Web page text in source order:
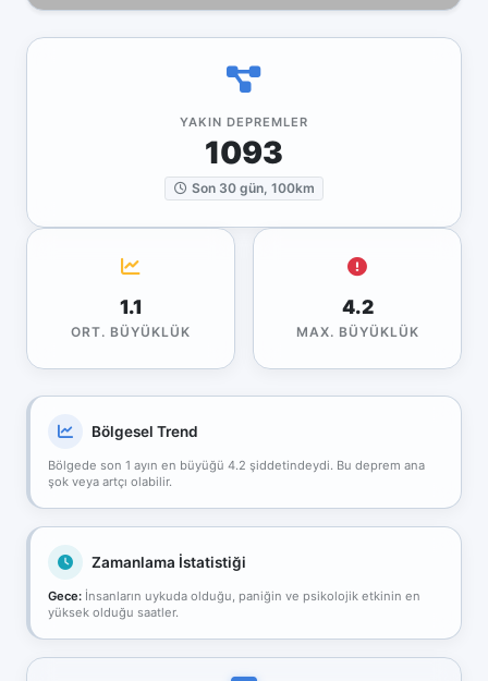
YAKIN DEPREMLER
1093
Son 30 gün, 100km
1.1
ORT. BÜYÜKLÜK
4.2
MAX. BÜYÜKLÜK
Bölgesel Trend
Bölgede son 1 ayın en büyüğü 4.2 şiddetindeydi. Bu deprem ana
şok veya artçı olabilir.
Zamanlama İstatistiği
Gece: İnsanların uykuda olduğu, paniğin ve psikolojik etkinin en
yüksek olduğu saatler.